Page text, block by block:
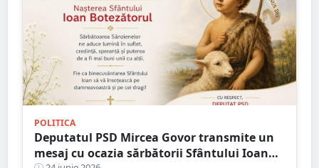
POLITICA
Deputatul PSD Mircea Govor transmite un
mesaj cu ocazia sărbătorii Sfântului Ioan